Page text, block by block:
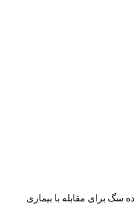
قلاده سگ برای مقابله با بیماری